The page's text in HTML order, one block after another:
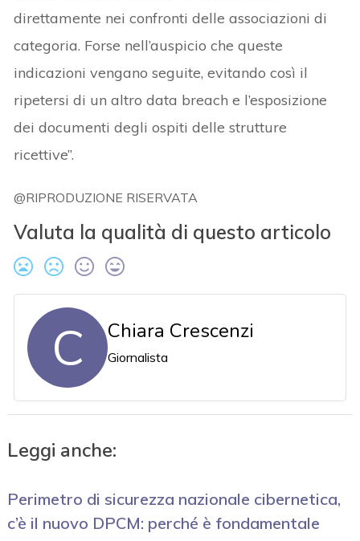
direttamente nei confronti delle associazioni di
categoria. Forse nell’auspicio che queste
indicazioni vengano seguite, evitando così il
ripetersi di un altro data breach e l’esposizione
dei documenti degli ospiti delle strutture
ricettive”.
@RIPRODUZIONE RISERVATA
Valuta la qualità di questo articolo
C Chiara Crescenzi
Giornalista
Leggi anche:
Perimetro di sicurezza nazionale cibernetica,
c’è il nuovo DPCM: perché è fondamentale